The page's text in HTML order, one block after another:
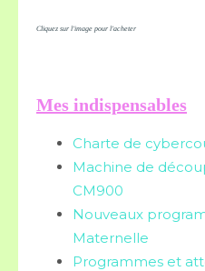
Cliquez sur l'image pour l'acheter
Mes indispensables
Charte de
Machine de
CM900
Nouveaux
Maternelle
Programmes et